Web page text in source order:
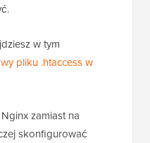
w tym
pliku .htaccess w
zamiast na
skonfigurować